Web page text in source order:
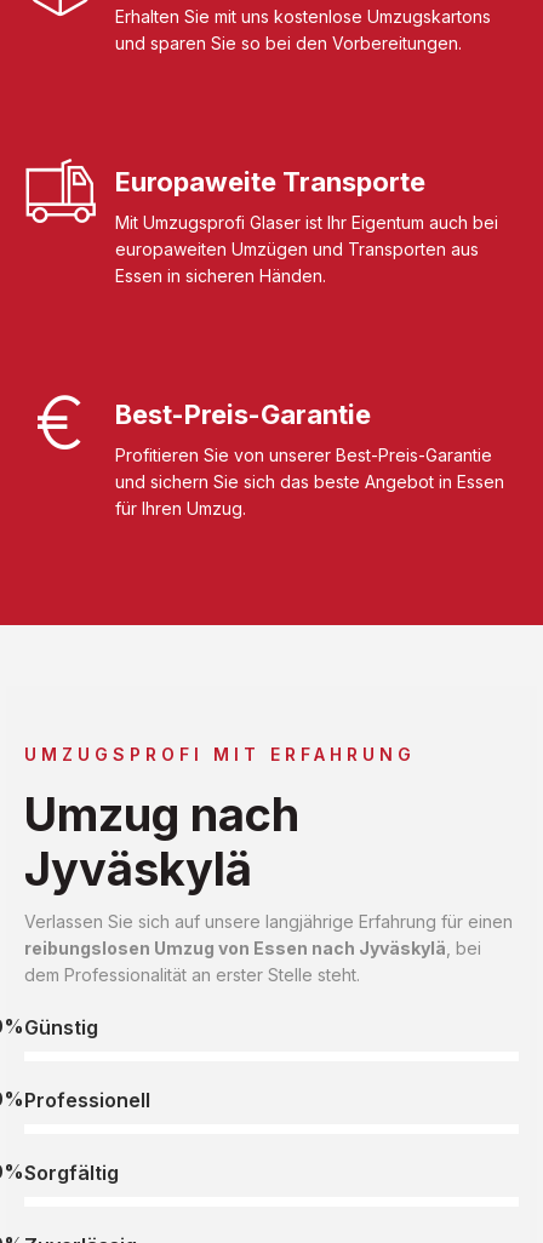
Erhalten Sie mit uns kostenlose Umzugskartons
und sparen Sie so bei den Vorbereitungen.
Europaweite Transporte
Mit Umzugsprofi Glaser ist Ihr Eigentum auch bei
europaweiten Umzügen und Transporten aus
Essen in sicheren Händen.
Best-Preis-Garantie
Profitieren Sie von unserer Best-Preis-Garantie
und sichern Sie sich das beste Angebot in Essen
für Ihren Umzug.
UMZUGSPROFI MIT ERFAHRUNG
Umzug nach
Jyväskylä
Verlassen Sie sich auf unsere langjährige Erfahrung für einen
reibungslosen Umzug von Essen nach Jyväskylä , bei
dem Professionalität an erster Stelle steht.
Günstig
Professionell
Sorgfältig